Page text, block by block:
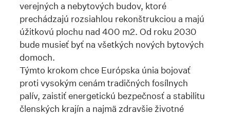
verejných a nebytových budov, ktoré
prechádzajú rozsiahlou rekonštrukciou a majú
úžitkovú plochu nad 400 m2. Od roku 2030
bude musieť byť na všetkých nových bytových
domoch.
Týmto krokom chce Európska únia bojovať
proti vysokým cenám tradičných fosílnych
palív, zaistiť energetickú bezpečnosť a stabilitu
členských krajín a najmä zdravšie životné